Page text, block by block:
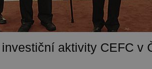
aktivity CEFC v